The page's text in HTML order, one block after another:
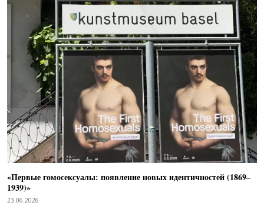
«Первые гомосексуалы: появление новых идентичностей (1869–
1939)»
23.06.2026